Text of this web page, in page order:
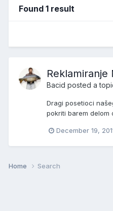
Found 1 result
Bacid posted a
Dragi posetioci
pokriti barem delom
December 19,
Home Search